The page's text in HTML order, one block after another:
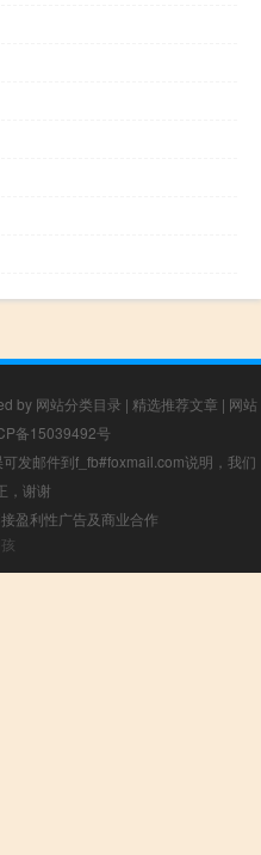
by 网站分类目录 | 精选推荐文章 | 网站
备15039492号
发邮件到f_fb#foxmail.com说明，我们
，谢谢
盈利性广告及商业合作